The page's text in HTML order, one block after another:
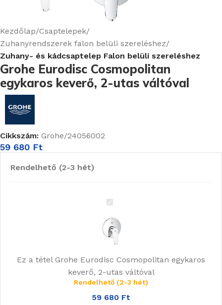
Kezdőlap Csaptelepek
Zuhanyrendszerek falon belüli szereléshez
Zuhany- és kádcsaptelep Falon belüli szereléshez
Grohe Eurodisc Cosmopolitan
egykaros keverő, 2-utas váltóval
Cikkszám: Grohe/24056002
59 680 Ft
Rendelhető (2-3 hét)
Grohe
Cosmopolitan
egykaros
2-
utas
váltóval
Ez a tétel Grohe Eurodisc Cosmopolitan egykaros
keverő, 2-utas váltóval
Rendelhető (2-3 hét)
59 680 Ft